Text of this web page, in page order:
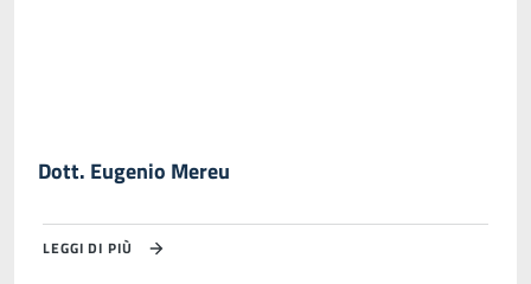
Dott. Eugenio Mereu
LEGGI DI PIÙ